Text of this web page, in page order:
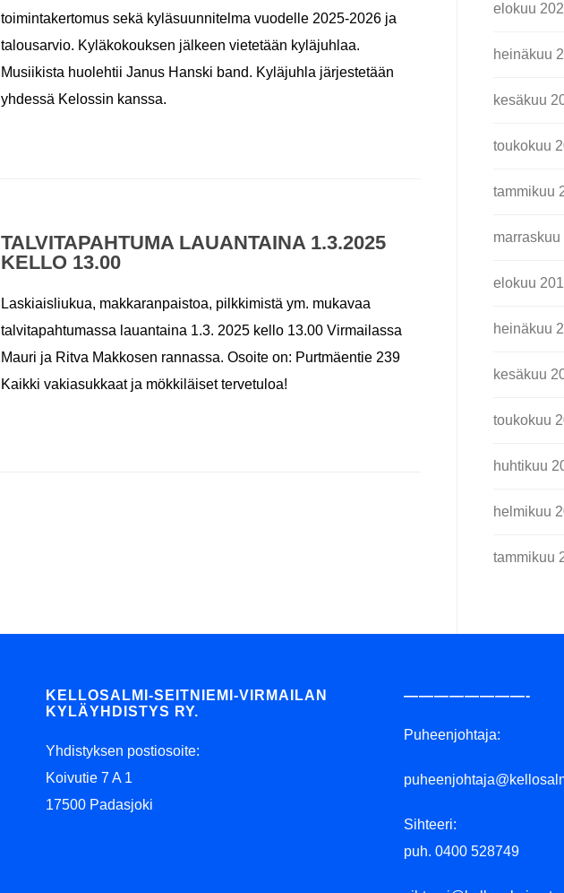
toimintakertomus sekä kyläsuunnitelma vuodelle 2025-2026 ja
talousarvio. Kyläkokouksen jälkeen vietetään kyläjuhlaa.
Musiikista huolehtii Janus Hanski band. Kyläjuhla järjestetään
yhdessä Kelossin kanssa.
TALVITAPAHTUMA LAUANTAINA 1.3.2025
KELLO 13.00
Laskiaisliukua, makkaranpaistoa, pilkkimistä ym. mukavaa
talvitapahtumassa lauantaina 1.3. 2025 kello 13.00 Virmailassa
Mauri ja Ritva Makkosen rannassa. Osoite on: Purtmäentie 239
Kaikki vakiasukkaat ja mökkiläiset tervetuloa!
elokuu
heinäkuu
kesäkuu
toukokuu
tammikuu
marraskuu
elokuu
heinäkuu
kesäkuu
toukokuu
huhtikuu
helmikuu
tammikuu
KELLOSALMI-SEITNIEMI-VIRMAILAN
KYLÄYHDISTYS RY.
Yhdistyksen postiosoite:
Koivutie 7 A 1
17500 Padasjoki
————————-
Puheenjohtaja:
Sihteeri:
puh. 0400 528749